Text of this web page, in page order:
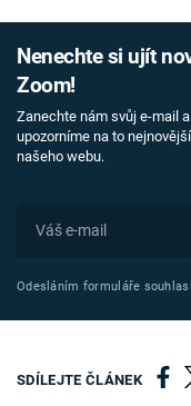
Nenechte si ujít
Zoom!
Zanechte nám svůj e-mail
upozorníme na to
našeho webu.
Odesláním formuláře
SDÍLEJTE ČLÁNEK